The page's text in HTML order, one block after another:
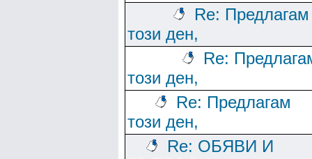
Re: Предлагам
този ден,
Re:
този ден,
Re: Предлагам
този ден,
Re: ОБЯВИ И